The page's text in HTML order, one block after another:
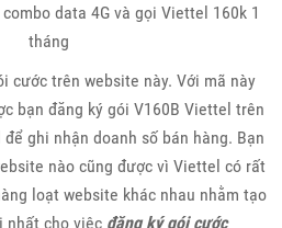
data 4G và gọi Viettel 160k 1
tháng
cước trên website này. Với mã này
bạn đăng ký gói V160B Viettel trên
ghi nhận doanh số bán hàng. Bạn
nào cũng được vì Viettel có rất
loạt website khác nhau nhằm tạo
nhất cho việc đăng ký gói cước